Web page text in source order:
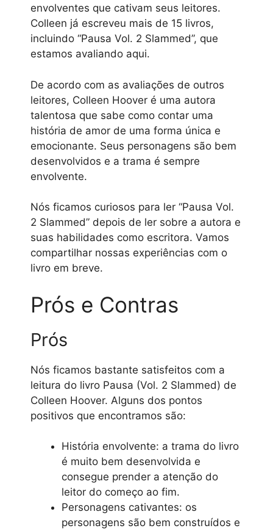
envolventes que cativam seus leitores.
Colleen já escreveu mais de 15 livros,
incluindo “Pausa Vol. 2 Slammed”, que
estamos avaliando aqui.
De acordo com as avaliações de outros
leitores, Colleen Hoover é uma autora
talentosa que sabe como contar uma
história de amor de uma forma única e
emocionante. Seus personagens são bem
desenvolvidos e a trama é sempre
envolvente.
Nós ficamos curiosos para ler “Pausa Vol.
2 Slammed” depois de ler sobre a autora e
suas habilidades como escritora. Vamos
compartilhar nossas experiências com o
livro em breve.
Prós e Contras
Prós
Nós ficamos bastante satisfeitos com a
leitura do livro Pausa (Vol. 2 Slammed) de
Colleen Hoover. Alguns dos pontos
positivos que encontramos são:
História envolvente: a trama do livro
é muito bem desenvolvida e
consegue prender a atenção do
leitor do começo ao fim.
Personagens cativantes: os
personagens são bem construídos e